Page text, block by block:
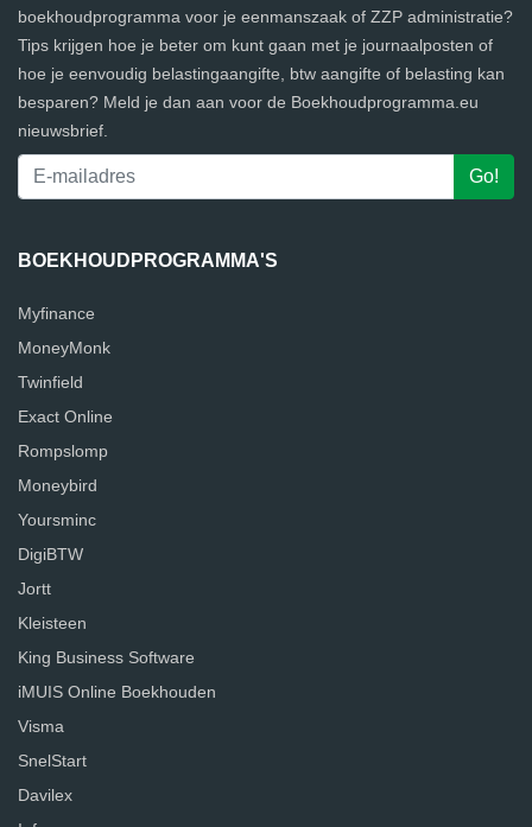
boekhoudprogramma voor je eenmanszaak of ZZP administratie?
Tips krijgen hoe je beter om kunt gaan met je journaalposten of
hoe je eenvoudig belastingaangifte, btw aangifte of belasting kan
besparen? Meld je dan aan voor de Boekhoudprogramma.eu
nieuwsbrief.
BOEKHOUDPROGRAMMA'S
Myfinance
MoneyMonk
Twinfield
Exact Online
Rompslomp
Moneybird
Yoursminc
DigiBTW
Jortt
Kleisteen
King Business Software
iMUIS Online Boekhouden
Visma
SnelStart
Davilex